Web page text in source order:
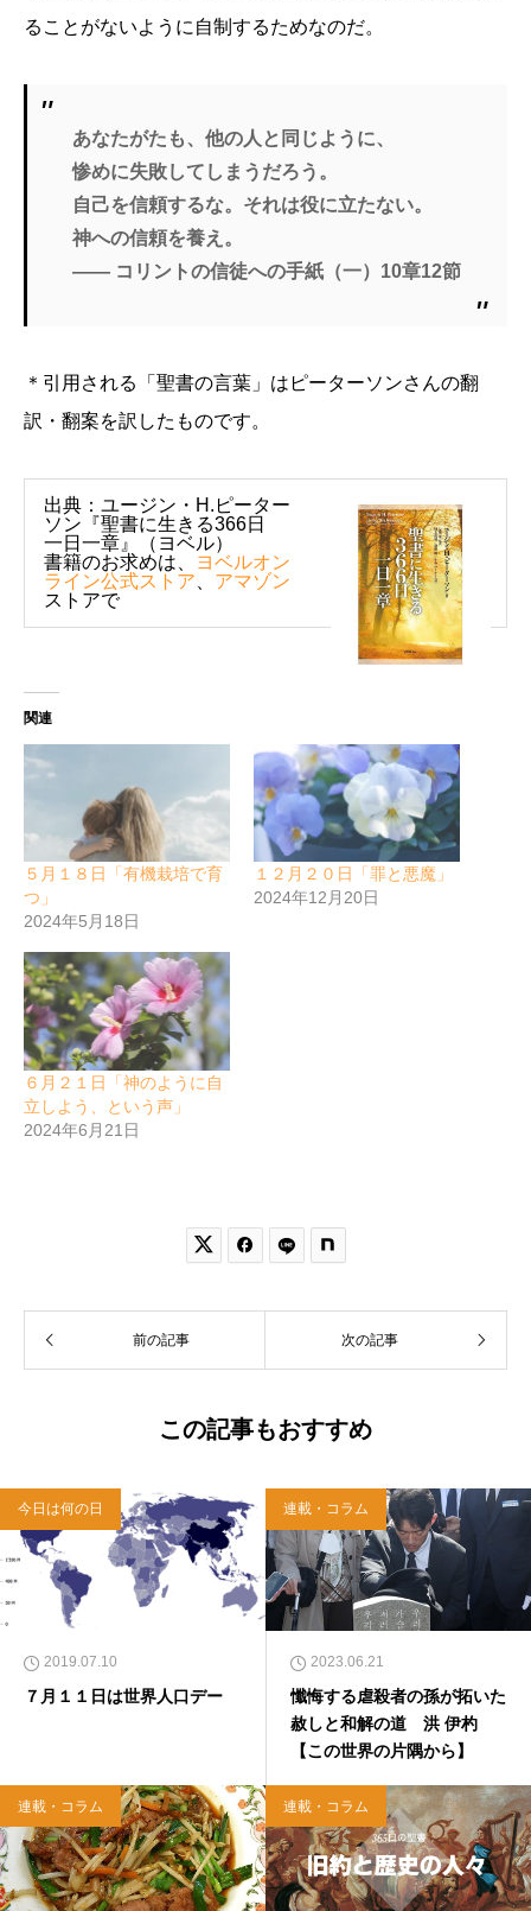
ることがないように自制するためなのだ。
あなたがたも、他の人と同じように、
惨めに失敗してしまうだろう。
自己を信頼するな。それは役に立たない。
神への信頼を養え。
―― コリントの信徒への手紙（一）10章12節
＊引用される「聖書の言葉」はピーターソンさんの翻
訳・翻案を訳したものです。
出典：ユージン・H.ピーター
ソン『聖書に生きる366日
一日一章』（ヨベル）
書籍のお求めは、
ヨベルオン
ライン公式ストア
アマゾン
ストアで
関連
５月１８日「有機栽培で育
つ」
2024年5月18日
１２月２０日「罪と悪魔」
2024年12月20日
６月２１日「神のように自
立しよう、という声」
2024年6月21日
 
前の記事 次の記事
この記事もおすすめ
今日は何の日
2019.07.10
７月１１日は世界人口デー
連載・コラム
2023.06.21
懺悔する虐殺者の孫が拓いた
赦しと和解の道 洪 伊杓
【この世界の片隅から】
連載・コラム 連載・コラム